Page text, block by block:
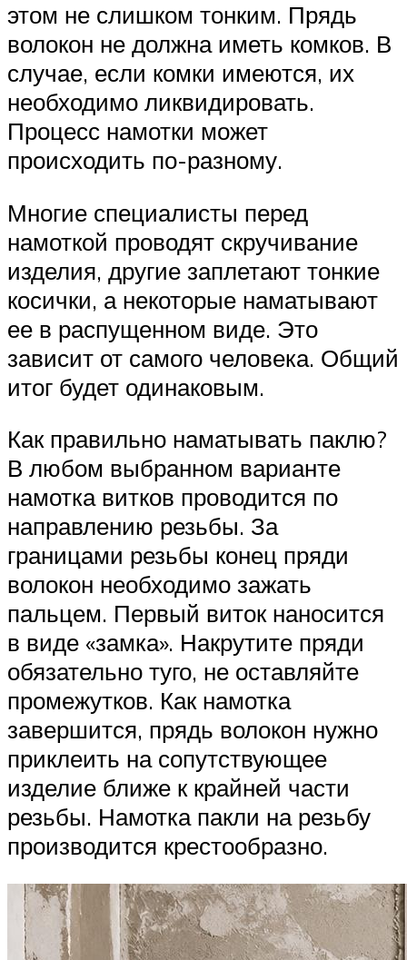
этом не слишком тонким. Прядь
волокон не должна иметь комков. В
случае, если комки имеются, их
необходимо ликвидировать.
Процесс намотки может
происходить по-разному.
Многие специалисты перед
намоткой проводят скручивание
изделия, другие заплетают тонкие
косички, а некоторые наматывают
ее в распущенном виде. Это
зависит от самого человека. Общий
итог будет одинаковым.
Как правильно наматывать паклю?
В любом выбранном варианте
намотка витков проводится по
направлению резьбы. За
границами резьбы конец пряди
волокон необходимо зажать
пальцем. Первый виток наносится
в виде «замка». Накрутите пряди
обязательно туго, не оставляйте
промежутков. Как намотка
завершится, прядь волокон нужно
приклеить на сопутствующее
изделие ближе к крайней части
резьбы. Намотка пакли на резьбу
производится крестообразно.